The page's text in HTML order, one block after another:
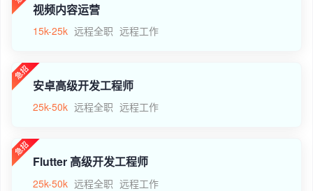
视频内容运营
15k-25k 远程全职 远程工作
安卓高级开发工程师
25k-50k 远程全职 远程工作
Flutter 高级开发工程师
25k-50k 远程全职 远程工作